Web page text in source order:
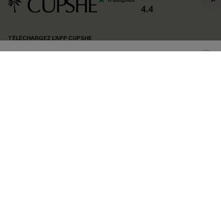
4.4
TÉLÉCHARGEZ L’APP CUPSHE
confidentialité
. Vous pouvez vous désabonner à tout moment.